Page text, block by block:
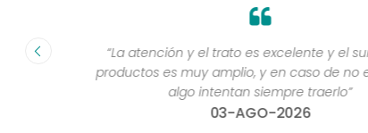
”
“La atención y el trato es excelente y el
productos es muy amplio, y en caso de no
algo intentan siempre traerlo”
03-AGO-2026